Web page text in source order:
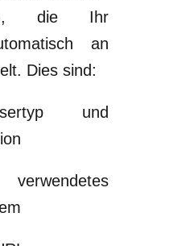
die Ihr
an
Dies sind:
und
verwendetes